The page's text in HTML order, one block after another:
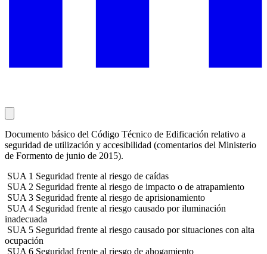
Documento básico del Código Técnico de Edificación relativo a
seguridad de utilización y accesibilidad (comentarios del Ministerio
de Formento de junio de 2015).
SUA 1 Seguridad frente al riesgo de caídas
SUA 2 Seguridad frente al riesgo de impacto o de atrapamiento
SUA 3 Seguridad frente al riesgo de aprisionamiento
SUA 4 Seguridad frente al riesgo causado por iluminación
inadecuada
SUA 5 Seguridad frente al riesgo causado por situaciones con alta
ocupación
SUA 6 Seguridad frente al riesgo de ahogamiento